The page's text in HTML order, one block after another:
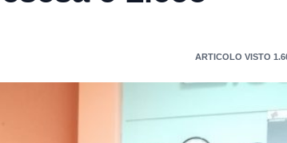
ARTICOLO VISTO